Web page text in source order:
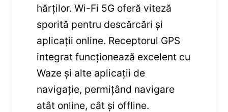
hărților. Wi-Fi 5G oferă viteză
sporită pentru descărcări și
aplicații online. Receptorul GPS
integrat funcționează excelent cu
Waze și alte aplicații de
navigație, permițând navigare
atât online, cât și offline.